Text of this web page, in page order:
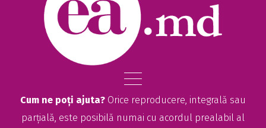
Cum ne poți ajuta? Orice reproducere, integrală sau
parțială, este posibilă numai cu acordul prealabil al